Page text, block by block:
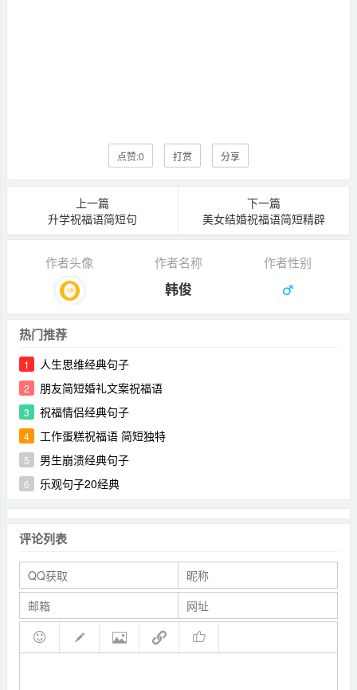
点赞:0 打赏 分享
上一篇
升学祝福语简短句
下一篇
美女结婚祝福语简短精辟
作者头像 作者名称 作者性别
韩俊
热门推荐
1 人生思维经典句子
2 朋友简短婚礼文案祝福语
3 祝福情侣经典句子
4 工作蛋糕祝福语 简短独特
5 男生崩溃经典句子
6 乐观句子20经典
评论列表